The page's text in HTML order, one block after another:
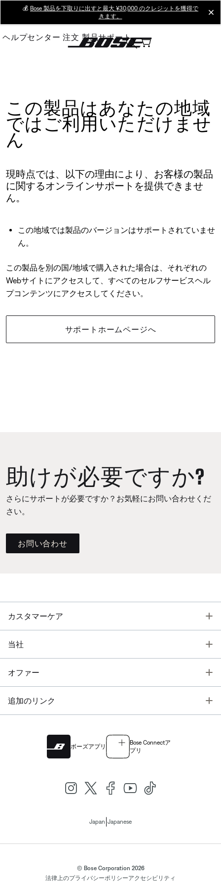
Main
💰 Bose 製品を下取りに出すと最大 ¥30,000 のクレジットを獲得で
きます。
ヘルプセンター 注文 製品サポート
この製品はあなたの地域
ではご利用いただけませ
ん
現時点では、以下の理由により、お客様の製品
に関するオンラインサポートを提供できませ
ん。
この地域では製品のバージョンはサポートされていませ
ん。
この製品を別の国/地域で購入された場合は、それぞれの
Webサイトにアクセスして、すべてのセルフサービスヘル
プコンテンツにアクセスしてください。
サポートホームページへ
助けが必要ですか?
さらにサポートが必要ですか？お気軽にお問い合わせくだ
さい。
お問い合わせ
カスタマーケア
当社
オファー
追加のリンク
ボーズアプリ
Bose Connectア
プリ
Japan Japanese
© Bose Corporation 2026
法律上のプライバシーポリシーアクセシビリティ